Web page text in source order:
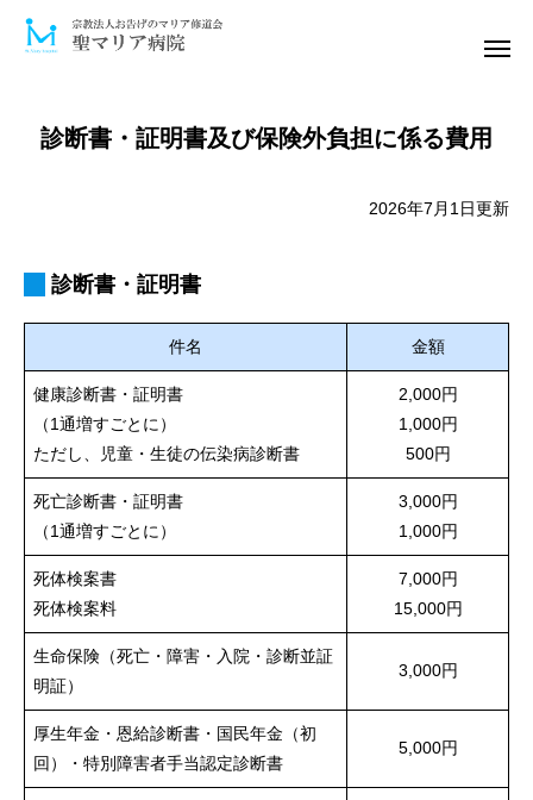
診断書・証明書及び保険外負担に係る費用
2026年7月1日更新
診断書・証明書
件名 金額
健康診断書・証明書
（1通増すごとに）
ただし、児童・生徒の伝染病診断書
2,000円
1,000円
500円
死亡診断書・証明書
（1通増すごとに）
3,000円
1,000円
死体検案書
死体検案料
7,000円
15,000円
生命保険（死亡・障害・入院・診断並証
明証）
3,000円
厚生年金・恩給診断書・国民年金（初
回）・特別障害者手当認定診断書
5,000円
当院について
医師紹介
訪問診療
入院
病棟案内
部署紹介
アクセス